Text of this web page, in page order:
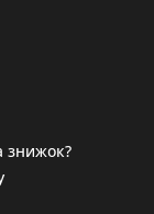
знижок?